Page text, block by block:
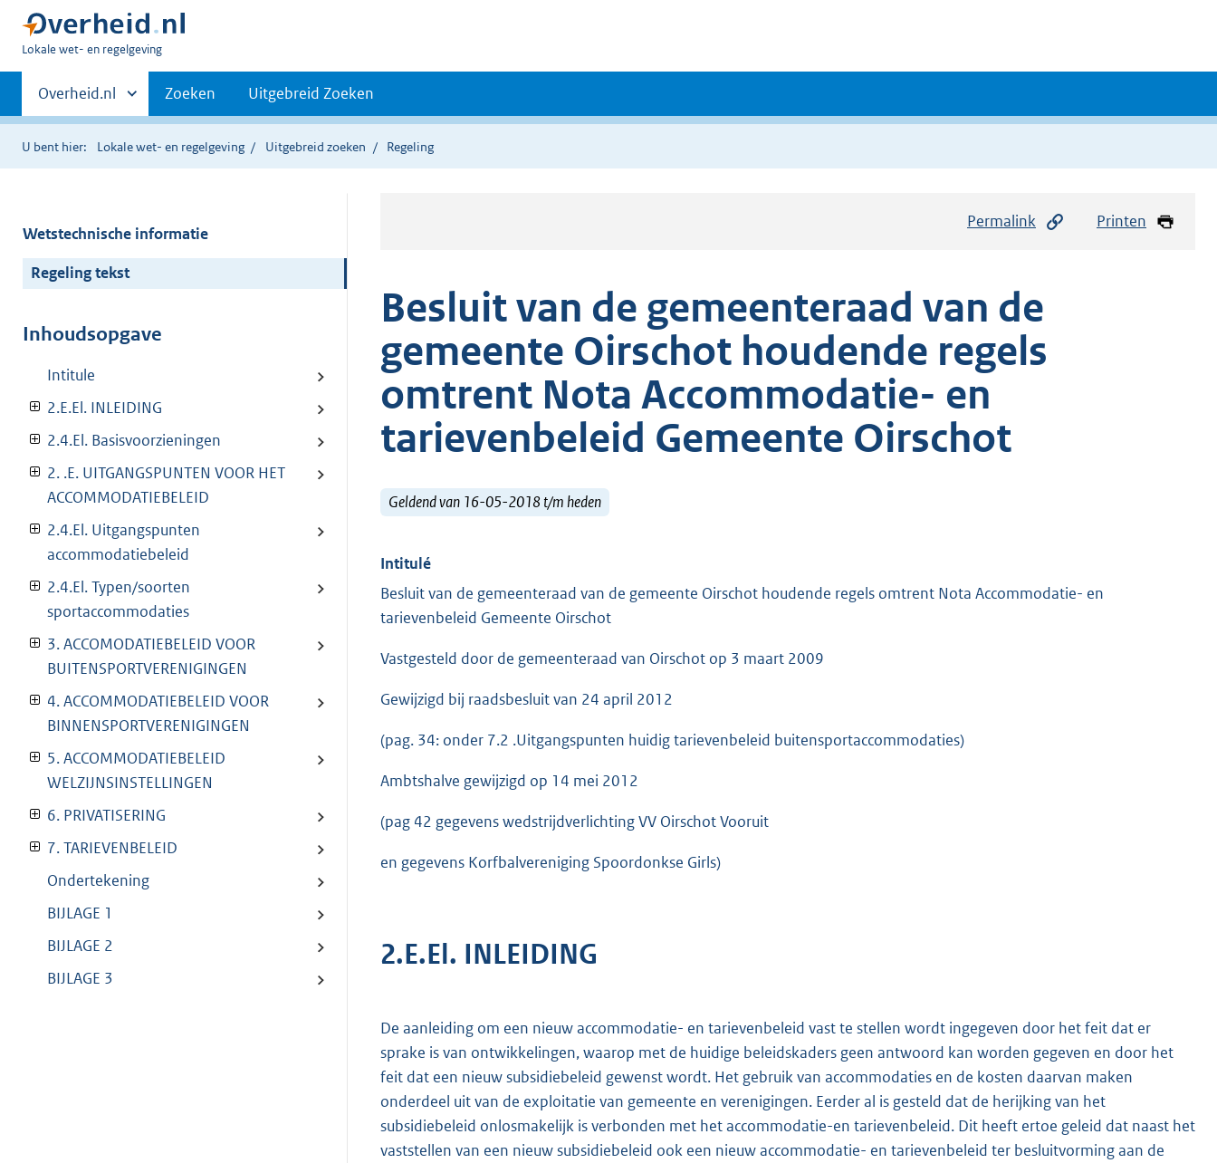
U
hier:
Lokale wet- en regelgeving
Primaire
navigatie
Andere
sites
binnen
Overheid.nl Zoeken Uitgebreid Zoeken
U bent hier: Lokale wet- en regelgeving Uitgebreid zoeken Regeling
Wetstechnische informatie
Regeling tekst
Inhoudsopgave
Intitule
2.E.El. INLEIDING
2.4.El. Basisvoorzieningen
2. .E. UITGANGSPUNTEN VOOR HET
ACCOMMODATIEBELEID
2.4.El. Uitgangspunten
accommodatiebeleid
2.4.El. Typen/soorten
sportaccommodaties
3. ACCOMODATIEBELEID VOOR
BUITENSPORTVERENIGINGEN
4. ACCOMMODATIEBELEID VOOR
BINNENSPORTVERENIGINGEN
5. ACCOMMODATIEBELEID
WELZIJNSINSTELLINGEN
6. PRIVATISERING
7. TARIEVENBELEID
Ondertekening
BIJLAGE 1
BIJLAGE 2
BIJLAGE 3
Permalink Printen
Besluit van de gemeenteraad van de
gemeente Oirschot houdende regels
omtrent Nota Accommodatie- en
tarievenbeleid Gemeente Oirschot
Geldend van 16-05-2018 t/m heden
Intitulé
Besluit van de gemeenteraad van de gemeente Oirschot houdende regels omtrent Nota Accommodatie- en
tarievenbeleid Gemeente Oirschot
Vastgesteld door de gemeenteraad van Oirschot op 3 maart 2009
Gewijzigd bij raadsbesluit van 24 april 2012
(pag. 34: onder 7.2 .Uitgangspunten huidig tarievenbeleid buitensportaccommodaties)
Ambtshalve gewijzigd op 14 mei 2012
(pag 42 gegevens wedstrijdverlichting VV Oirschot Vooruit
en gegevens Korfbalvereniging Spoordonkse Girls)
2.E.El. INLEIDING
De aanleiding om een nieuw accommodatie- en tarievenbeleid vast te stellen wordt ingegeven door het feit dat er
sprake is van ontwikkelingen, waarop met de huidige beleidskaders geen antwoord kan worden gegeven en door het
feit dat een nieuw subsidiebeleid gewenst wordt. Het gebruik van accommodaties en de kosten daarvan maken
onderdeel uit van de exploitatie van gemeente en verenigingen. Eerder al is gesteld dat de herijking van het
subsidiebeleid onlosmakelijk is verbonden met het accommodatie-en tarievenbeleid. Dit heeft ertoe geleid dat naast het
vaststellen van een nieuw subsidiebeleid ook een nieuw accommodatie- en tarievenbeleid ter besluitvorming aan de